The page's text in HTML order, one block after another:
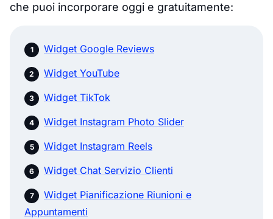
che puoi incorporare oggi e gratuitamente:
Widget Google Reviews
Widget YouTube
Widget TikTok
Widget Instagram Photo Slider
Widget Instagram Reels
Widget Chat Servizio Clienti
Widget Pianificazione Riunioni e
Appuntamenti